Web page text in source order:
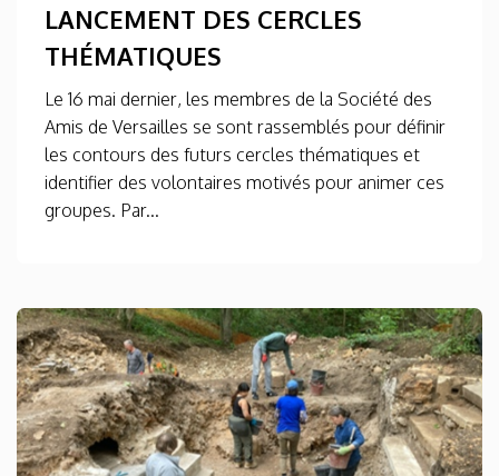
LANCEMENT DES CERCLES
THÉMATIQUES
Le 16 mai dernier, les membres de la Société des
Amis de Versailles se sont rassemblés pour définir
les contours des futurs cercles thématiques et
identifier des volontaires motivés pour animer ces
groupes. Par...